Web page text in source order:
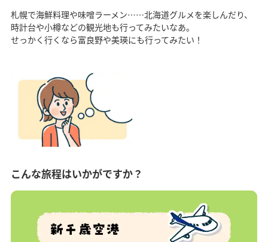
札幌で海鮮料理や味噌ラーメン……北海道グルメを楽しんだり、
時計台や小樽などの観光地も行ってみたいなあ。
せっかく行くなら富良野や美瑛にも行ってみたい！
こんな旅程はいかがですか？